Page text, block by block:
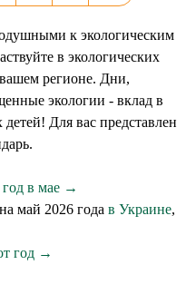
к экологическим
в экологических
регионе. Дни,
экологии - вклад в
Для вас представлен
год в мае →
на май 2026 года в Украине,
год →